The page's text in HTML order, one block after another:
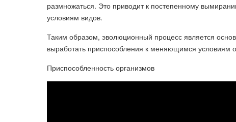
размножаться. Это приводит к постепенному
условиям видов.
Таким образом, эволюционный процесс является
выработать приспособления к меняющимся
Приспособленность организмов